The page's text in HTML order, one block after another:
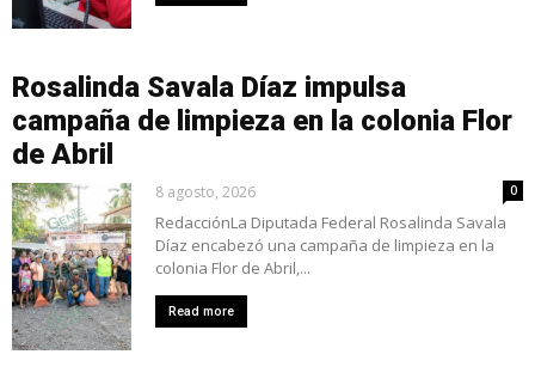
Rosalinda Savala Díaz impulsa
campaña de limpieza en la colonia Flor
de Abril
8 agosto, 2026 0
RedacciónLa Diputada Federal Rosalinda Savala
Díaz encabezó una campaña de limpieza en la
colonia Flor de Abril,...
Read more